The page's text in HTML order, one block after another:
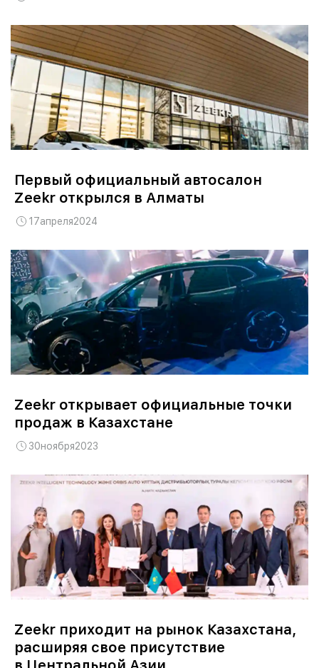
17апреля2024
Первый официальный автосалон
Zeekr открылся в Алматы
30ноября2023
Zeekr открывает официальные точки
продаж в Казахстане
Zeekr приходит на рынок Казахстана,
расширяя свое присутствие